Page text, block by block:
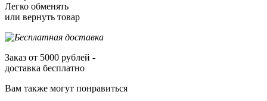
Легко обменять
или вернуть товар
Заказ от 5000 рублей -
доставка бесплатно
Вам также могут понравиться